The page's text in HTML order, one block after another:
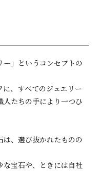
ー」というコンセプトの
に、すべてのジュエリー
たちの手により一つひ
、選び抜かれたものの
な宝石や、ときには自社